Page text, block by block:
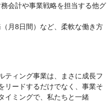
会計や事業戦略を担当する他グ
月8日間）など、柔軟な働き方
ティング事業は、まさに成長フ
リードするだけでなく、事業そ
イミングで、私たちと一緒